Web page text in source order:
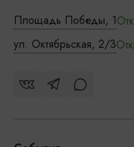
Площадь Победы, 1
ул. Октябрьская, 2/3